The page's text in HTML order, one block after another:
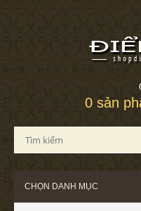
0 sản
CHỌN DANH MỤC